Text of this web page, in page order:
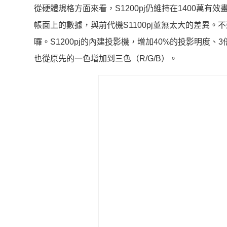
從硬體規格方面來看，S1200pj仍維持在1400萬有效
帳面上的數據，與前代機S1100pj並無太大的差異。
囉。S1200pj的內建投影機，增加40%的投影明度、
也從原先的一色增加到三色（R/G/B）。